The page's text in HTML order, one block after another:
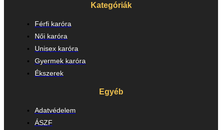
Kategóriák
Férfi karóra
Női karóra
Unisex karóra
Gyermek karóra
Ékszerek
Egyéb
Adatvédelem
ÁSZF